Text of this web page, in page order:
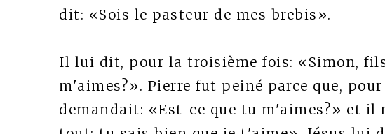
dit: «Sois le pasteur de mes brebis».
Il lui dit, pour la troisième fois: «Simon, fils
m'aimes?». Pierre fut peiné parce que,
demandait: «Est-ce que tu m'aimes?» et il